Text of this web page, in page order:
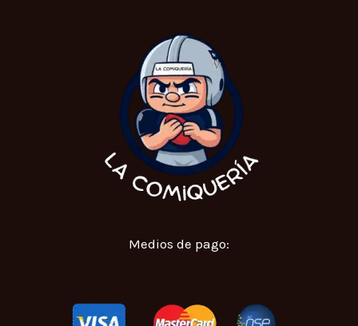
Medios de pago: